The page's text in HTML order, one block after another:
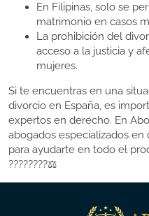
En Filipinas, solo se
matrimonio en casos
La prohibición del
acceso a la justicia y
mujeres.
Si te encuentras en una
divorcio en España, es
expertos en derecho. En
abogados especializados
para ayudarte en todo el
????????‍⚖️